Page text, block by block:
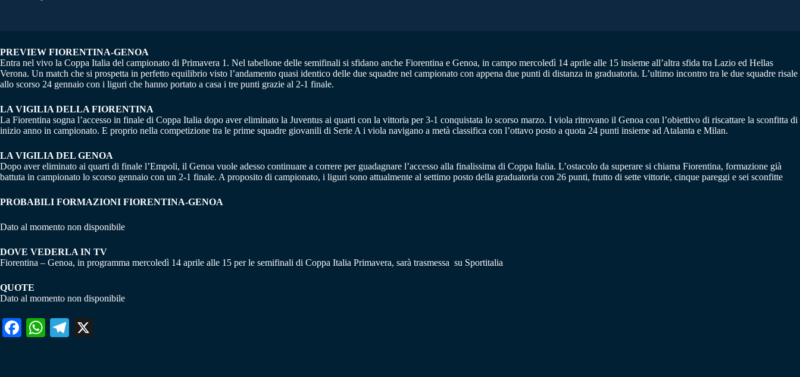
PREVIEW FIORENTINA-GENOA
Entra nel vivo la Coppa Italia del campionato di Primavera 1. Nel tabellone delle semifinali si sfidano anche Fiorentina e Genoa, in campo mercoledì 14 aprile alle 15 insieme all’altra sfida tra Lazio ed Hellas
Verona. Un match che si prospetta in perfetto equilibrio visto l’andamento quasi identico delle due squadre nel campionato con appena due punti di distanza in graduatoria. L’ultimo incontro tra le due squadre risale
allo scorso 24 gennaio con i liguri che hanno portato a casa i tre punti grazie al 2-1 finale.
LA VIGILIA DELLA FIORENTINA
La Fiorentina sogna l’accesso in finale di Coppa Italia dopo aver eliminato la Juventus ai quarti con la vittoria per 3-1 conquistata lo scorso marzo. I viola ritrovano il Genoa con l’obiettivo di riscattare la sconfitta di
inizio anno in campionato. E proprio nella competizione tra le prime squadre giovanili di Serie A i viola navigano a metà classifica con l’ottavo posto a quota 24 punti insieme ad Atalanta e Milan.
LA VIGILIA DEL GENOA
Dopo aver eliminato ai quarti di finale l’Empoli, il Genoa vuole adesso continuare a correre per guadagnare l’accesso alla finalissima di Coppa Italia. L’ostacolo da superare si chiama Fiorentina, formazione già
battuta in campionato lo scorso gennaio con un 2-1 finale. A proposito di campionato, i liguri sono attualmente al settimo posto della graduatoria con 26 punti, frutto di sette vittorie, cinque pareggi e sei sconfitte
PROBABILI FORMAZIONI FIORENTINA-GENOA
Dato al momento non disponibile
DOVE VEDERLA IN TV
Fiorentina – Genoa, in programma mercoledì 14 aprile alle 15 per le semifinali di Coppa Italia Primavera, sarà trasmessa su Sportitalia
QUOTE
Dato al momento non disponibile
Fa W
Te